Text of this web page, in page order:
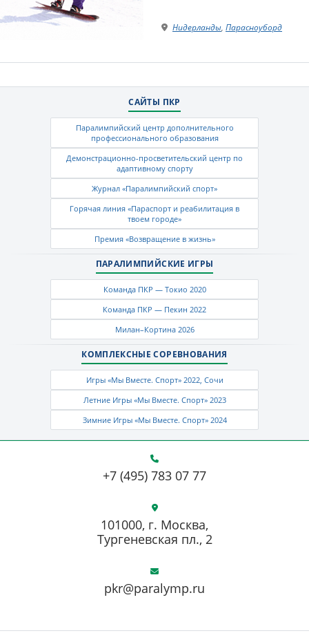
Нидерланды, Парасноуборд
САЙТЫ ПКР
Паралимпийский центр дополнительного
профессионального образования
Демонстрационно-просветительский центр по
адаптивному спорту
Журнал «Паралимпийский спорт»
Горячая линия «Параспорт и реабилитация в
твоем городе»
Премия «Возвращение в жизнь»
ПАРАЛИМПИЙСКИЕ ИГРЫ
Команда ПКР — Токио 2020
Команда ПКР — Пекин 2022
Милан–Кортина 2026
КОМПЛЕКСНЫЕ СОРЕВНОВАНИЯ
Игры «Мы Вместе. Спорт» 2022, Сочи
Летние Игры «Мы Вместе. Спорт» 2023
Зимние Игры «Мы Вместе. Спорт» 2024
+7 (495) 783 07 77
pkr@paralymp.ru
101000, г. Москва,
Тургеневская пл., 2